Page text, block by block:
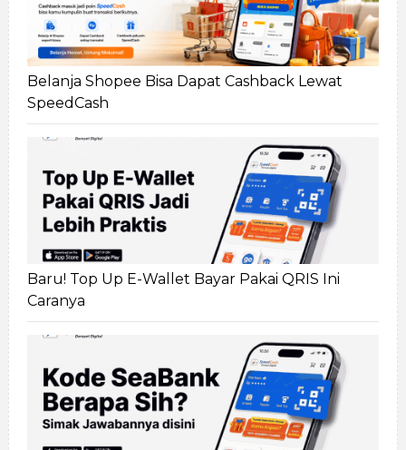
Belanja Shopee Bisa Dapat Cashback Lewat
SpeedCash
Baru! Top Up E-Wallet Bayar Pakai QRIS Ini
Caranya